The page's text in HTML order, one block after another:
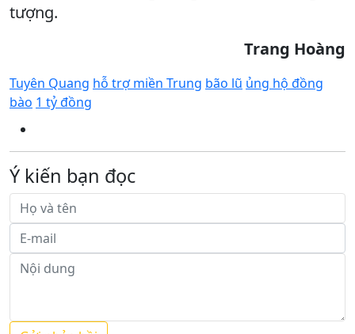
tượng.
Trang Hoàng
Tuyên Quang hỗ trợ miền Trung bão lũ ủng hộ đồng
bào 1 tỷ đồng
Ý kiến bạn đọc